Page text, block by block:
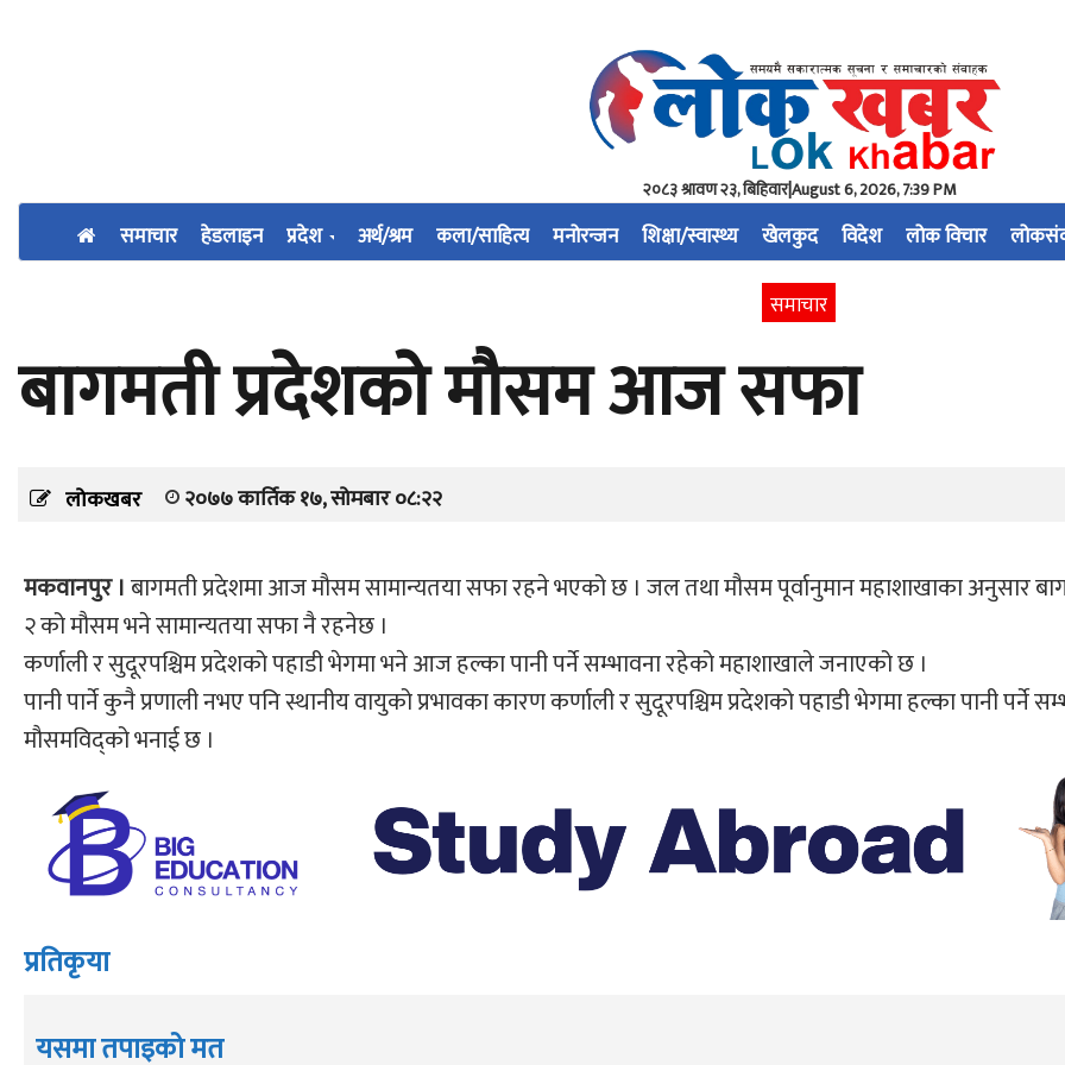
२०८३ श्रावण २३, बिहिवार|August 6, 2026, 7:39 PM
समाचार हेडलाइन प्रदेश अर्थ/श्रम कला/साहित्य मनोरन्जन शिक्षा/स्वास्थ्य खेलकुद विदेश लोक विचार
समाचार
बागमती प्रदेशको मौसम आज सफा
लोकखबर २०७७ कार्तिक १७, सोमबार ०८:२२
मकवानपुर ।बागमती प्रदेशमा आज मौसम सामान्यतया सफा रहने भएको छ । जल तथा मौसम पूर्वानुमान महाशाखाका अनुसार
२ को मौसम भने सामान्यतया सफा नै रहनेछ ।
कर्णाली र सुदूरपश्चिम प्रदेशको पहाडी भेगमा भने आज हल्का पानी पर्ने सम्भावना रहेको महाशाखाले जनाएको छ ।
पानी पार्ने कुनै प्रणाली नभए पनि स्थानीय वायुको प्रभावका कारण कर्णाली र सुदूरपश्चिम प्रदेशको पहाडी भेगमा हल्का पानी पर्ने
मौसमविद्को भनाई छ ।
प्रतिकृया
यसमा तपाइको मत